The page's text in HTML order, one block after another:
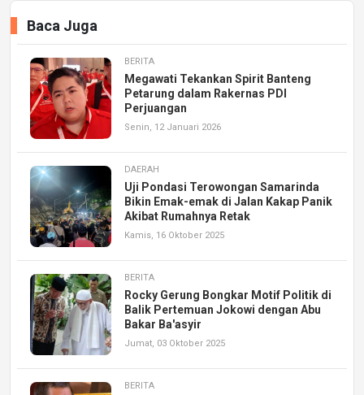
Baca Juga
BERITA
Megawati Tekankan Spirit Banteng
Petarung dalam Rakernas PDI
Perjuangan
Senin, 12 Januari 2026
DAERAH
Uji Pondasi Terowongan Samarinda
Bikin Emak-emak di Jalan Kakap Panik
Akibat Rumahnya Retak
Kamis, 16 Oktober 2025
BERITA
Rocky Gerung Bongkar Motif Politik di
Balik Pertemuan Jokowi dengan Abu
Bakar Ba'asyir
Jumat, 03 Oktober 2025
BERITA